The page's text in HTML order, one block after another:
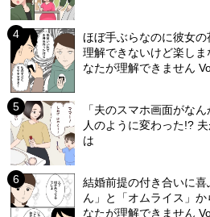
ほぼ手ぶらなのに彼女
理解できないけど楽し
なたが理解できません
「夫のスマホ画面がな
人のように変わった!?
は
結婚前提の付き合いに
ん」と「オムライス」
なたが理解できません